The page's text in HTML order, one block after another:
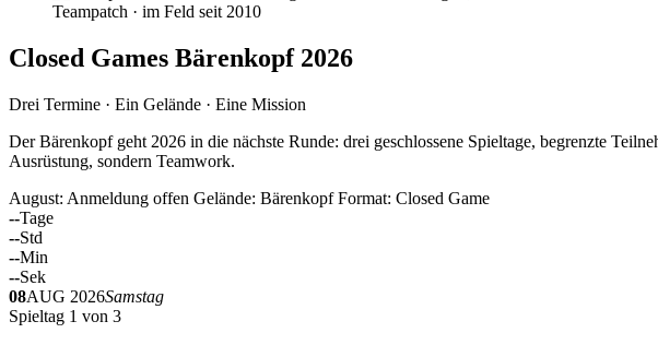
Teampatch · im Feld seit 2010
Closed Games Bärenkopf 2026
Drei Termine · Ein Gelände · Eine Mission
Der Bärenkopf geht 2026 in die nächste Runde: drei geschlossene Spieltage, begrenzte
Ausrüstung, sondern Teamwork.
August: Anmeldung offen Gelände: Bärenkopf Format: Closed Game
--Tage
--Std
--Min
--Sek
08AUG 2026Samstag
Spieltag 1 von 3